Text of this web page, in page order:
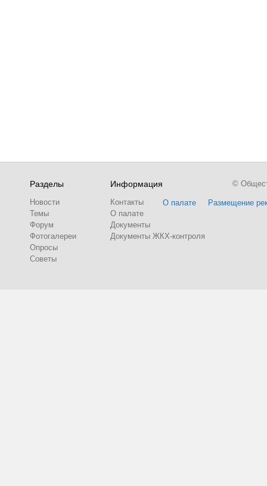
Разделы
Новости
Темы
Форум
Фотогалереи
Опросы
Советы
Информация
Контакты
О палате
Документы
Документы ЖКХ-контроля
О палате Размещение
©